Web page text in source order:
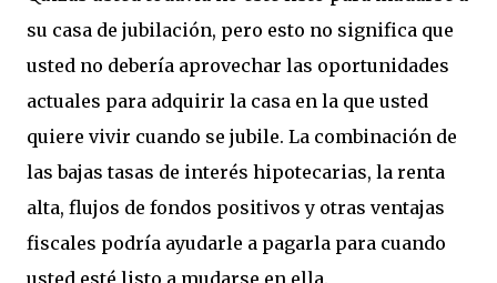
su casa de jubilación, pero esto no significa que
usted no debería aprovechar las oportunidades
actuales para adquirir la casa en la que usted
quiere vivir cuando se jubile. La combinación de
las bajas tasas de interés hipotecarias, la renta
alta, flujos de fondos positivos y otras ventajas
fiscales podría ayudarle a pagarla para cuando